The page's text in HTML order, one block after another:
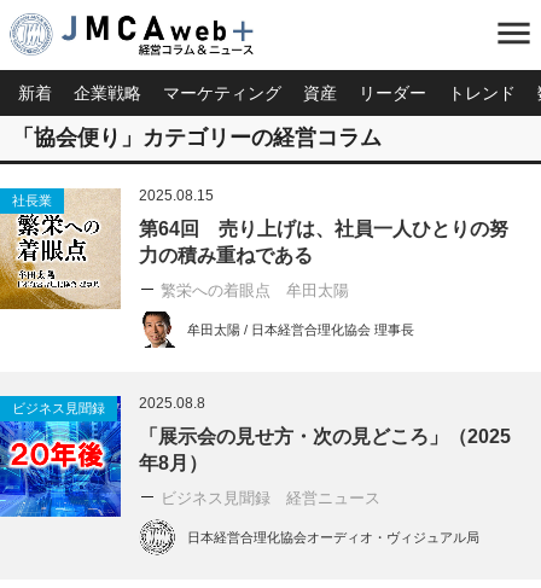
menu
新着 企業戦略 マーケティング 資産 リーダー トレンド
「協会便り」カテゴリーの経営コラム
社長業 2025.08.15
第64回 売り上げは、社員一人ひとりの努
力の積み重ねである
繁栄への着眼点 牟田太陽
牟田太陽 / 日本経営合理化協会 理事長
ビジネス見聞録 2025.08.8
「展示会の見せ方・次の見どころ」（2025
年8月）
ビジネス見聞録 経営ニュース
日本経営合理化協会オーディオ・ヴィジュアル局